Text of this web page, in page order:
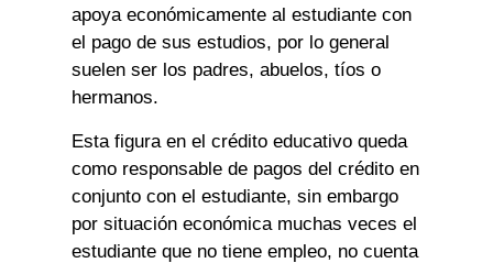
apoya económicamente al estudiante con
el pago de sus estudios, por lo general
suelen ser los padres, abuelos, tíos o
hermanos.
Esta figura en el crédito educativo queda
como responsable de pagos del crédito en
conjunto con el estudiante, sin embargo
por situación económica muchas veces el
estudiante que no tiene empleo, no cuenta